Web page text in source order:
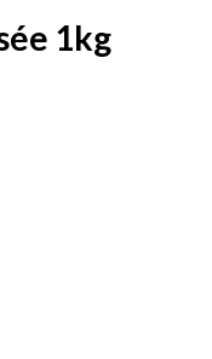
1kg